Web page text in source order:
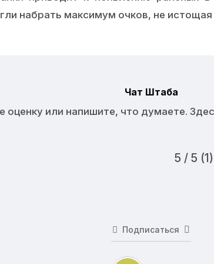
набрать максимум очков, не
Чат Штаба
оценку или напишите, что думаете.
5 / 5 (1)
Подписаться